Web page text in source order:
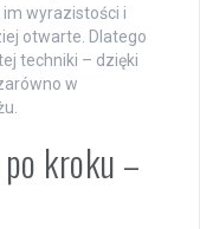
wyrazistości i
otwarte. Dlatego
techniki – dzięki
w
kroku –